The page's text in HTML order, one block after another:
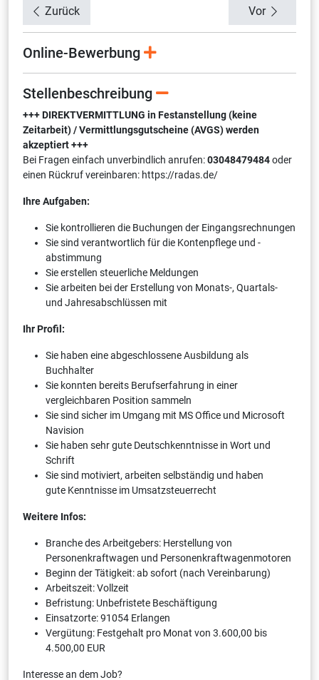
Zurück Vor
Online-Bewerbung
Stellenbeschreibung
+++ DIREKTVERMITTLUNG in Festanstellung (keine
Zeitarbeit) / Vermittlungsgutscheine (AVGS) werden
akzeptiert +++
Bei Fragen einfach unverbindlich anrufen:03048479484oder
einen Rückruf vereinbaren: https://radas.de/
Ihre Aufgaben:
Sie kontrollieren die Buchungen der Eingangsrechnungen
Sie sind verantwortlich für die Kontenpflege und -
abstimmung
Sie erstellen steuerliche Meldungen
Sie arbeiten bei der Erstellung von Monats-, Quartals-
und Jahresabschlüssen mit
Ihr Profil:
Sie haben eine abgeschlossene Ausbildung als
Buchhalter
Sie konnten bereits Berufserfahrung in einer
vergleichbaren Position sammeln
Sie sind sicher im Umgang mit MS Office und Microsoft
Navision
Sie haben sehr gute Deutschkenntnisse in Wort und
Schrift
Sie sind motiviert, arbeiten selbständig und haben
gute Kenntnisse im Umsatzsteuerrecht
Weitere Infos:
Branche des Arbeitgebers: Herstellung von
Personenkraftwagen und Personenkraftwagenmotoren
Beginn der Tätigkeit: ab sofort (nach Vereinbarung)
Arbeitszeit: Vollzeit
Befristung: Unbefristete Beschäftigung
Einsatzorte: 91054 Erlangen
Vergütung: Festgehalt pro Monat von 3.600,00 bis
4.500,00 EUR
Interesse an dem Job?